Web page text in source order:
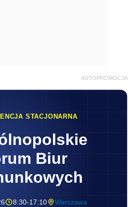
AUTOPROMOCJA
STACJONARNA
Biur
8:30-17:10 Warszawa